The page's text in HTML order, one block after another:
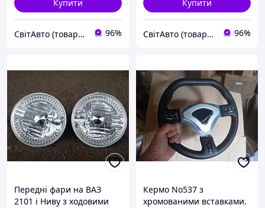
Купити
СвітАвто (товари для тюнінгу автомобілів ВАЗ) 96%
Купити
СвітАвто (товари для тюнінгу автомобілів ВАЗ) 96%
Передні фари на ВАЗ
2101 і Ниву з ходовими
Кермо No537 з
хромованими вставками.